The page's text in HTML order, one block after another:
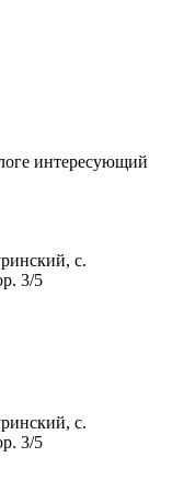
интересующий
с.
3/5
с.
3/5